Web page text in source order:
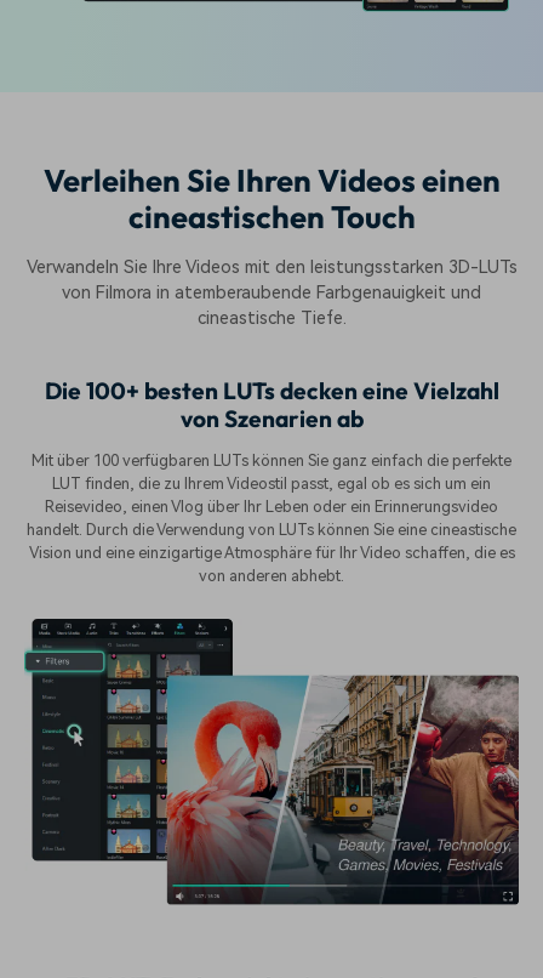
Verleihen Sie Ihren Videos einen
cineastischen Touch
Verwandeln Sie Ihre Videos mit den leistungsstarken 3D-LUTs
von Filmora in atemberaubende Farbgenauigkeit und
cineastische Tiefe.
Die 100+ besten LUTs decken eine Vielzahl
von Szenarien ab
Mit über 100 verfügbaren LUTs können Sie ganz einfach die perfekte
LUT finden, die zu Ihrem Videostil passt, egal ob es sich um ein
Reisevideo, einen Vlog über Ihr Leben oder ein Erinnerungsvideo
handelt. Durch die Verwendung von LUTs können Sie eine cineastische
Vision und eine einzigartige Atmosphäre für Ihr Video schaffen, die es
von anderen abhebt.